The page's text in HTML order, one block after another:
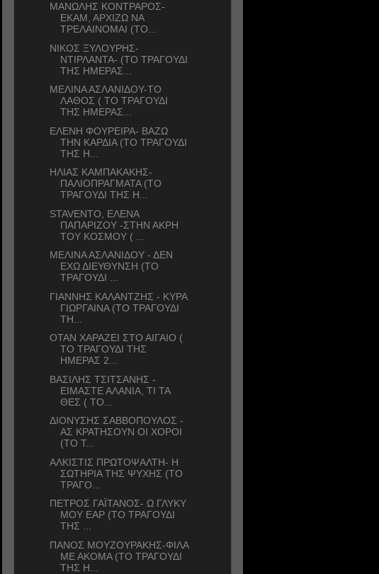
ΜΑΝΩΛΗΣ ΚΟΝΤΡΑΡΟΣ-
ΕΚΑΜ, ΑΡΧΙΖΩ ΝΑ
ΤΡΕΛΑΙΝΟΜΑΙ (ΤΟ...
ΝΙΚΟΣ ΞΥΛΟΥΡΗΣ-
ΝΤΙΡΛΑΝΤΑ- (ΤΟ ΤΡΑΓΟΥΔΙ
ΤΗΣ ΗΜΕΡΑΣ...
ΜΕΛΙΝΑ ΑΣΛΑΝΙΔΟΥ-ΤΟ
ΛΑΘΟΣ ( ΤΟ ΤΡΑΓΟΥΔΙ
ΤΗΣ ΗΜΕΡΑΣ...
ΕΛΕΝΗ ΦΟΥΡΕΙΡΑ- ΒΑΖΩ
ΤΗΝ ΚΑΡΔΙΑ (ΤΟ ΤΡΑΓΟΥΔΙ
ΤΗΣ Η...
ΗΛΙΑΣ ΚΑΜΠΑΚΑΚΗΣ-
ΠΑΛΙΟΠΡΑΓΜΑΤΑ (ΤΟ
ΤΡΑΓΟΥΔΙ ΤΗΣ Η...
STAVENTO, ΕΛΕΝΑ
ΠΑΠΑΡΙΖΟΥ -ΣΤΗΝ ΑΚΡΗ
ΤΟΥ ΚΟΣΜΟΥ ( ...
ΜΕΛΙΝΑ ΑΣΛΑΝΙΔΟΥ - ΔΕΝ
ΕΧΩ ΔΙΕΥΘΥΝΣΗ (ΤΟ
ΤΡΑΓΟΥΔΙ ...
ΓΙΑΝΝΗΣ ΚΑΛΑNΤΖΗΣ - ΚΥΡΑ
ΓΙΩΡΓΑΙΝΑ (ΤΟ ΤΡΑΓΟΥΔΙ
ΤΗ...
ΟΤΑΝ ΧΑΡΑΖΕΙ ΣΤΟ ΑΙΓΑΙΟ (
ΤΟ ΤΡΑΓΟΥΔΙ ΤΗΣ
ΗΜΕΡΑΣ 2...
ΒΑΣΙΛΗΣ ΤΣΙΤΣΑΝΗΣ -
ΕΙΜΑΣΤΕ ΑΛΑΝΙΑ, ΤΙ ΤΑ
ΘΕΣ ( ΤΟ...
ΔΙΟΝΥΣΗΣ ΣΑΒΒΟΠΟΥΛΟΣ -
ΑΣ ΚΡΑΤΗΣΟΥΝ ΟΙ ΧΟΡΟΙ
(ΤΟ Τ...
ΑΛΚΙΣΤΙΣ ΠΡΩΤΟΨΑΛΤΗ- Η
ΣΩΤΗΡΙΑ ΤΗΣ ΨΥΧΗΣ (ΤΟ
ΤΡΑΓΟ...
ΠΕΤΡΟΣ ΓΑΪΤΑΝΟΣ- Ω ΓΛΥΚΥ
ΜΟΥ ΕΑΡ (ΤΟ ΤΡΑΓΟΥΔΙ
ΤΗΣ ...
ΠΑΝΟΣ ΜΟΥΖΟΥΡΑΚΗΣ-ΦΙΛΑ
ΜΕ ΑΚΟΜΑ (ΤΟ ΤΡΑΓΟΥΔΙ
ΤΗΣ Η...